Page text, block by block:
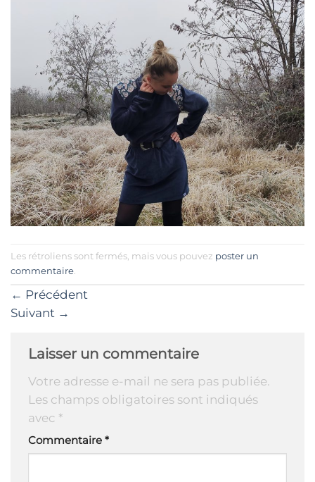
Les rétroliens sont fermés, mais vous pouvez poster un
commentaire
← Précédent
Suivant →
Laisser un commentaire
Votre adresse e-mail ne sera pas publiée.
Les champs obligatoires sont indiqués
avec *
Commentaire *